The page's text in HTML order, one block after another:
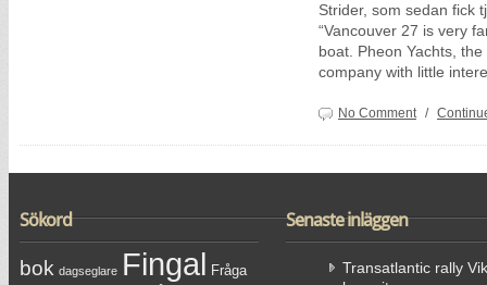
Strider, som sedan fick
“Vancouver 27 is very
boat. Pheon Yachts,
company with little
No Comment /
Sökord
bok dagseglare Fingal Fråga
Senaste inläggen
Transatlantic rally